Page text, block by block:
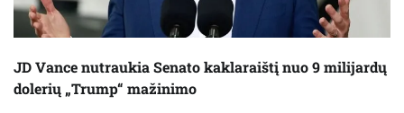
JD Vance nutraukia Senato kaklaraištį nuo 9 milijardų
dolerių „Trump“ mažinimo